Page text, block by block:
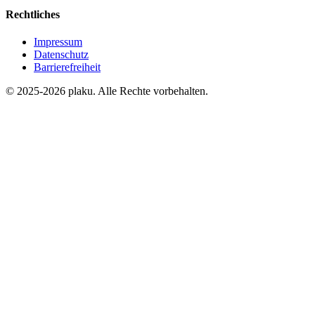
Rechtliches
Impressum
Datenschutz
Barrierefreiheit
© 2025-2026 plaku. Alle Rechte vorbehalten.